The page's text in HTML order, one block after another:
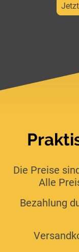
Die Preise
Alle
Bezahlung